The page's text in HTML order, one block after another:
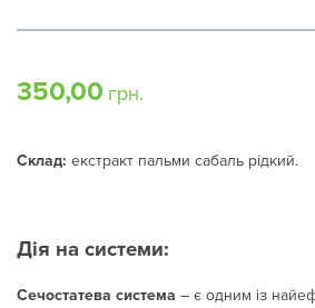
350,00 грн.
Склад: екстракт пальми сабаль рідкий.
Дія на системи:
Сечостатева система – є одним із